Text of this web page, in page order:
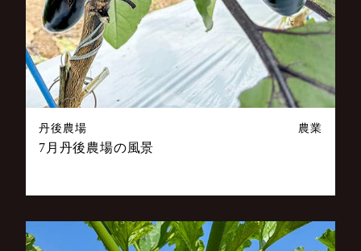
丹後農場 農業
7月丹後農場の風景